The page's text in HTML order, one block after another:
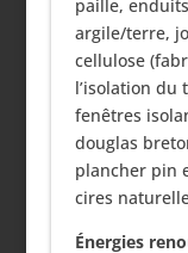
paille,
argile/terre,
cellulose
l’isolation du
fenêtres
douglas
plancher pin
cires
Énergies